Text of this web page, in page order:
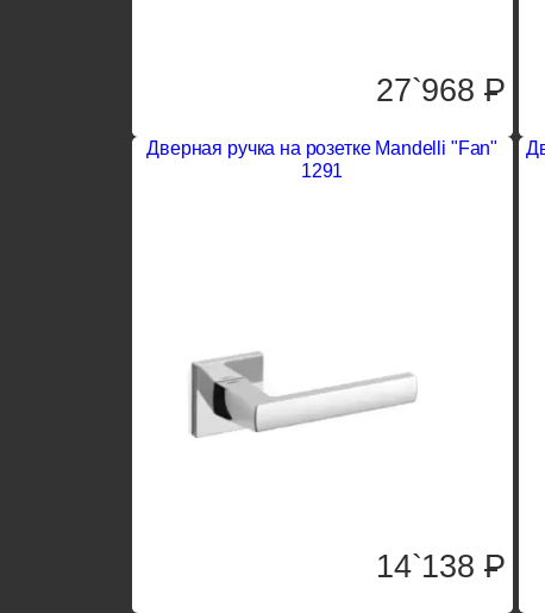
27`968 P
Дверная ручка на розетке Mandelli "Fan"
1291
14`138 P